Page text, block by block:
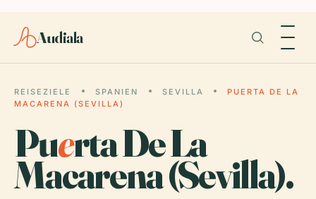
Audiala
REISEZIELE SPANIEN SEVILLA
PUERTA DE LA
MACARENA (SEVILLA)
Puerta De La
Macarena (Sevilla).